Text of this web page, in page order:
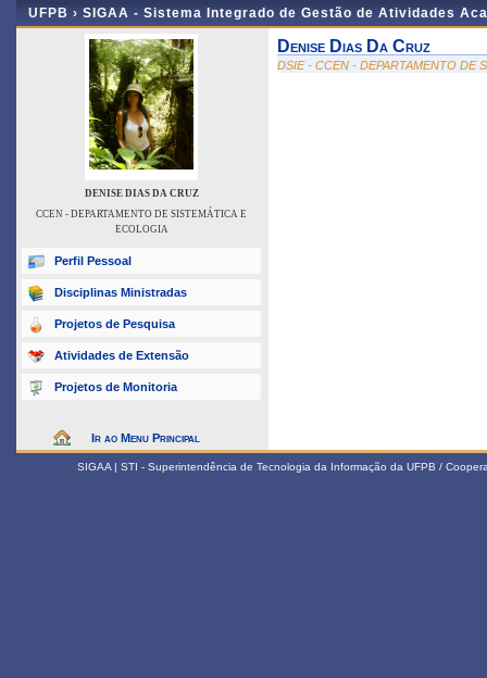
UFPB › SIGAA - Sistema Integrado de Gestão de Atividades
DENISE DIAS DA CRUZ
CCEN - DEPARTAMENTO DE SISTEMÁTICA E
ECOLOGIA
Perfil Pessoal
Disciplinas Ministradas
Projetos de Pesquisa
Atividades de Extensão
Projetos de Monitoria
Ir ao Menu Principal
Denise Dias Da Cruz
DSIE - CCEN - DEPARTAMENTO DE
SIGAA | STI - Superintendência de Tecnologia da Informação da UFPB /